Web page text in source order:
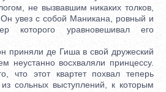
не вызвавшим никаких толков,
увез с собой Маникана, ровный и
которого уравновешивал его
де Гиша в свой дружеский
неустанно восхваляли принцессу.
что этот квартет похвал теперь
сольных выступлений, к которым